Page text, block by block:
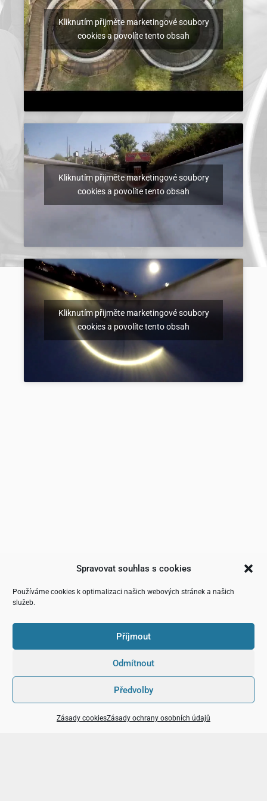
Spravovat souhlas s cookies
Používáme cookies k optimalizaci našich webových stránek a našich
služeb.
Příjmout
Odmítnout
Předvolby
Zásady cookiesZásady ochrany osobních údajů
Kliknutím přijměte marketingové soubory
cookies a povolíte tento obsah
Kliknutím přijměte marketingové soubory
cookies a povolíte tento obsah
Kliknutím přijměte marketingové soubory
cookies a povolíte tento obsah